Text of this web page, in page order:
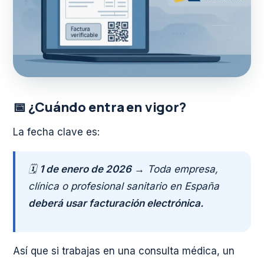
📅 ¿Cuándo entra en vigor?
La fecha clave es:
🗓️ 1 de enero de 2026→ Toda empresa,
clínica o profesional sanitario en España
deberá usar facturación electrónica.
Así que si trabajas en una consulta médica, un